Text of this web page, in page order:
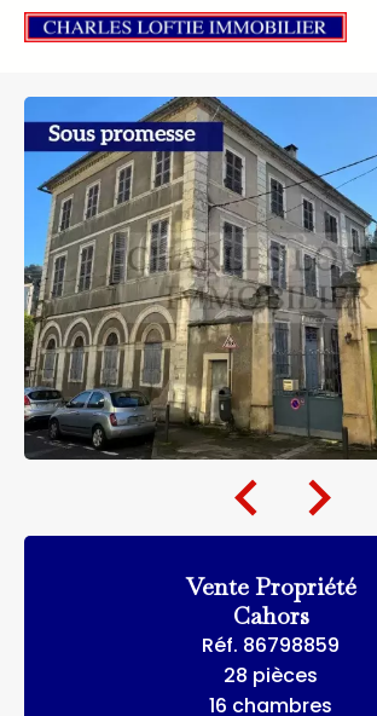
Vente Propriété
Cahors
Réf. 86798859
28 pièces
16 chambres